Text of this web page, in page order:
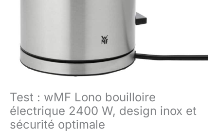
Test : wMF Lono bouilloire
électrique 2400 W, design inox et
sécurité optimale